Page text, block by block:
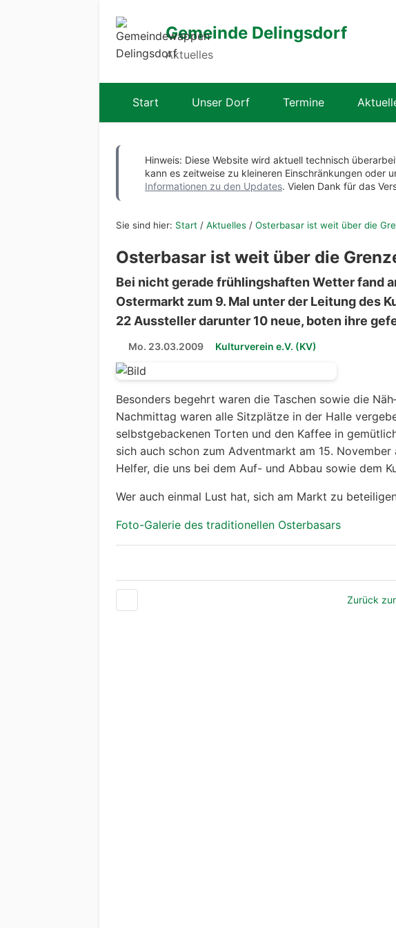
Gemeinde Delingsdorf
Aktuelles
Start Unser Dorf Termine
Hinweis: Diese Website wird aktuell technisch
kann es zeitweise zu kleineren Einschränkungen oder
Informationen zu den Updates. Vielen Dank für das
Sie sind hier: Start / Aktuelles / Osterbasar ist weit über die
Osterbasar ist weit über die
Bei nicht gerade frühlingshaften Wetter fand
Ostermarkt zum 9. Mal unter der Leitung des
22 Aussteller darunter 10 neue, boten ihre
Mo. 23.03.2009 Kulturverein e.V. (KV)
Besonders begehrt waren die Taschen sowie die
Nachmittag waren alle Sitzplätze in der Halle
selbstgebackenen Torten und den Kaffee in
sich auch schon zum Adventmarkt am 15.
Helfer, die uns bei dem Auf- und Abbau sowie dem
Wer auch einmal Lust hat, sich am Markt zu
Foto-Galerie des traditionellen Osterbasars
Zurück